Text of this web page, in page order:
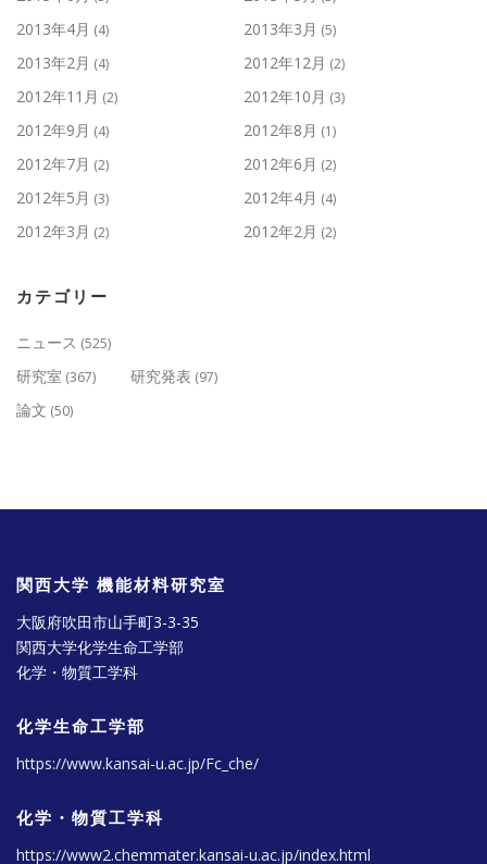
2013年4月 (4) 2013年3月 (5)
2013年2月 (4) 2012年12月 (2)
2012年11月 (2) 2012年10月 (3)
2012年9月 (4) 2012年8月 (1)
2012年7月 (2) 2012年6月 (2)
2012年5月 (3) 2012年4月 (4)
2012年3月 (2) 2012年2月 (2)
カテゴリー
ニュース (525)
研究室 (367) 研究発表 (97)
論文 (50)
関西大学 機能材料研究室
大阪府吹田市山手町3-3-35
関西大学化学生命工学部
化学・物質工学科
化学生命工学部
https://www.kansai-u.ac.jp/Fc_che/
化学・物質工学科
https://www2.chemmater.kansai-u.ac.jp/index.html